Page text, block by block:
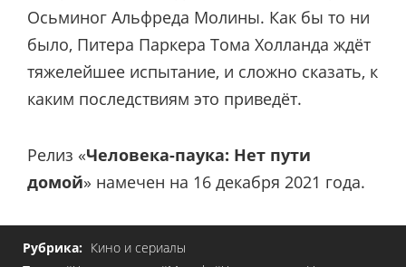
Осьминог Альфреда Молины. Как бы то ни
было, Питера Паркера Тома Холланда ждёт
тяжелейшее испытание, и сложно сказать, к
каким последствиям это приведёт.
Релиз «Человека-паука: Нет пути
домой» намечен на 16 декабря 2021 года.
Рубрика: Кино и сериалы